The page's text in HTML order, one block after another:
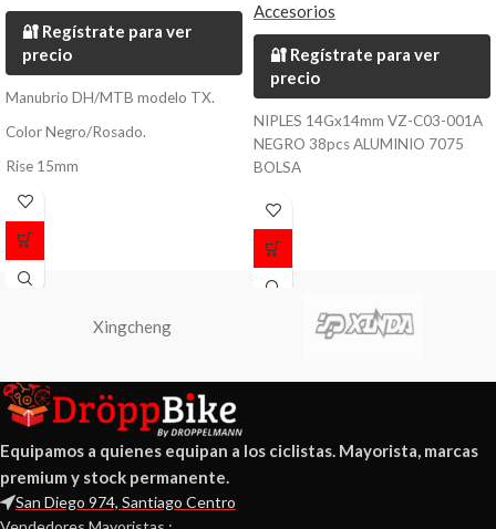
🔐 Regístrate para ver
precio
Manubrio DH/MTB modelo TX.
Color Negro/Rosado.
Rise 15mm
Fabricado en Aluminio 6061.
Largo 700mm.
Diametro 31.8mm.
Accesorios
🔐 Regístrate para ver
precio
NIPLES 14Gx14mm VZ-C03-001A
NEGRO 38pcs ALUMINIO 7075
BOLSA
Xingcheng
Equipamos a quienes equipan a los ciclistas. Mayorista, marcas
premium y stock permanente.
San Diego 974, Santiago Centro